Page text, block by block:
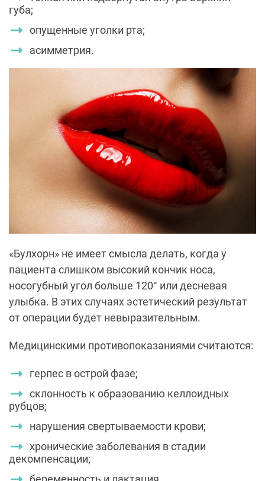
губа;
опущенные уголки рта;
асимметрия.
«Булхорн» не имеет смысла делать, когда у
пациента слишком высокий кончик носа,
носогубный угол больше 120° или десневая
улыбка. В этих случаях эстетический результат
от операции будет невыразительным.
Медицинскими противопоказаниями считаются:
герпес в острой фазе;
склонность к образованию келлоидных
рубцов;
нарушения свертываемости крови;
хронические заболевания в стадии
декомпенсации;